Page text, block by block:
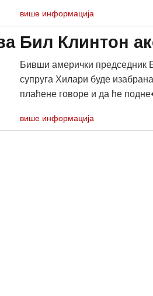
више информација
Бил Клинтон
Бивши амерички председник
супруга Хилари буде
плаћене говоре и да ће
више информација